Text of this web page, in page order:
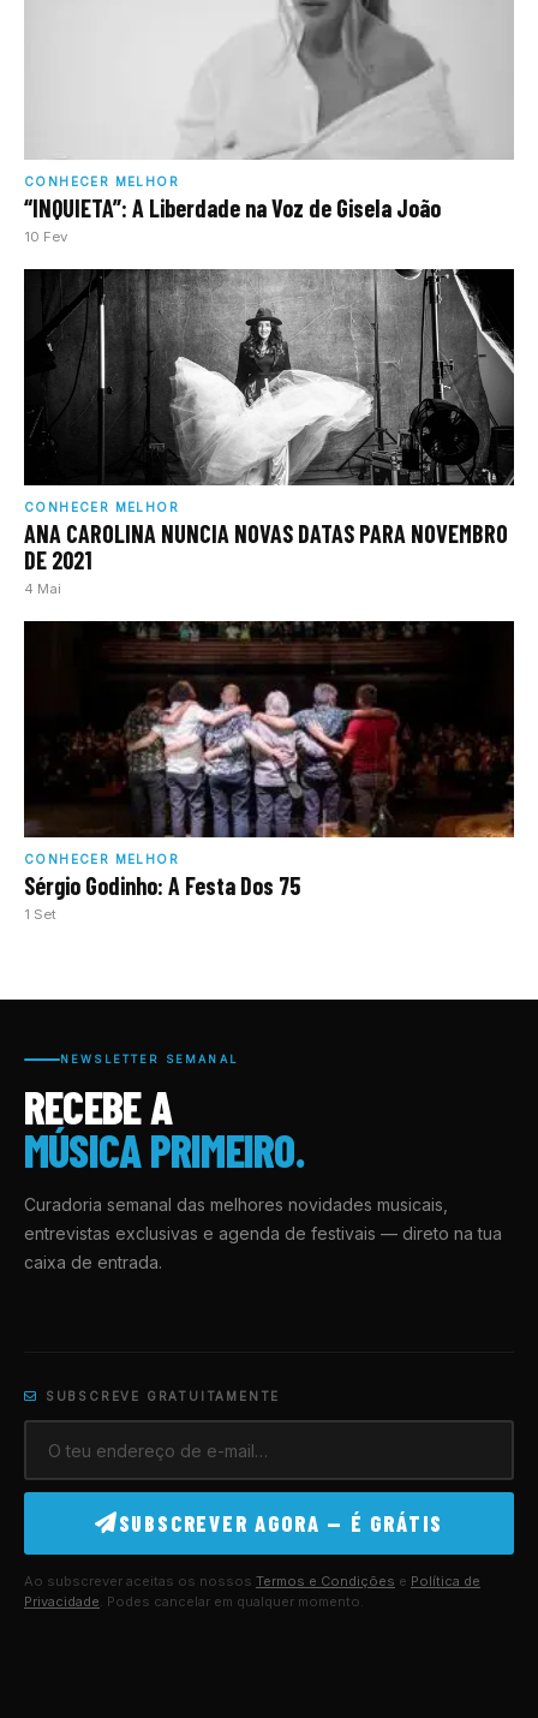
CONHECER MELHOR
“INQUIETA”: A Liberdade na Voz de Gisela João
10 Fev
CONHECER MELHOR
ANA CAROLINA NUNCIA NOVAS DATAS PARA NOVEMBRO
DE 2021
4 Mai
CONHECER MELHOR
Sérgio Godinho: A Festa Dos 75
1 Set
NEWSLETTER SEMANAL
RECEBE A
MÚSICA PRIMEIRO.
Curadoria semanal das melhores novidades musicais,
entrevistas exclusivas e agenda de festivais — direto na tua
caixa de entrada.
SUBSCREVE GRATUITAMENTE
SUBSCREVER AGORA — É GRÁTIS
Ao subscrever aceitas os nossos Termos e Condições e Política de
Privacidade. Podes cancelar em qualquer momento.